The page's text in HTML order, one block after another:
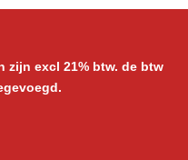
zijn excl 21% btw. de btw